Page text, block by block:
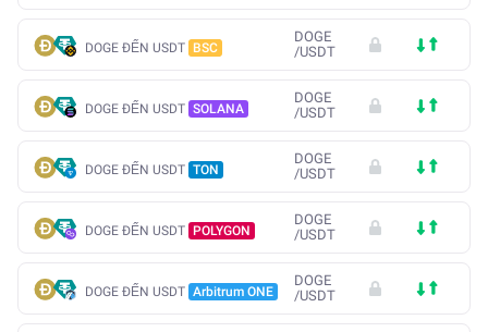
DOGE ĐẾN USDT BSC
DOGE
/USDT
DOGE ĐẾN USDT SOLANA
DOGE
/USDT
DOGE ĐẾN USDT TON
DOGE
/USDT
DOGE ĐẾN USDT POLYGON
DOGE
/USDT
DOGE ĐẾN USDT Arbitrum ONE
DOGE
/USDT